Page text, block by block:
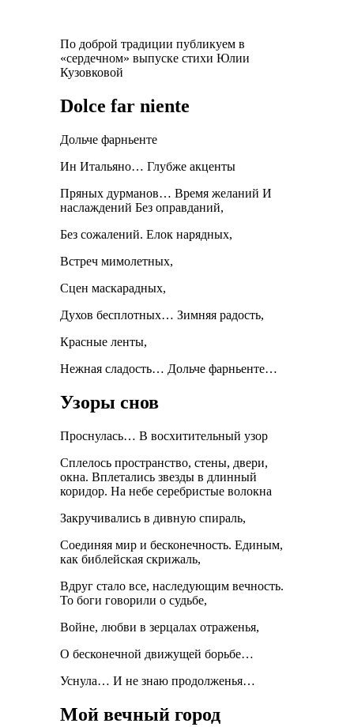
По доброй традиции публикуем в
«сердечном» выпуске стихи Юлии
Кузовковой
Dolce far niente
Дольче фарньенте
Ин Итальяно… Глубже акценты
Пряных дурманов… Время желаний И
наслаждений Без оправданий,
Без сожалений. Елок нарядных,
Встреч мимолетных,
Сцен маскарадных,
Духов бесплотных… Зимняя радость,
Красные ленты,
Нежная сладость… Дольче фарньенте…
Узоры снов
Проснулась… В восхитительный узор
Сплелось пространство, стены, двери,
окна. Вплетались звезды в длинный
коридор. На небе серебристые волокна
Закручивались в дивную спираль,
Соединяя мир и бесконечность. Единым,
как библейская скрижаль,
Вдруг стало все, наследующим вечность.
То боги говорили о судьбе,
Войне, любви в зерцалах отраженья,
О бесконечной движущей борьбе…
Уснула… И не знаю продолженья…
Мой вечный город